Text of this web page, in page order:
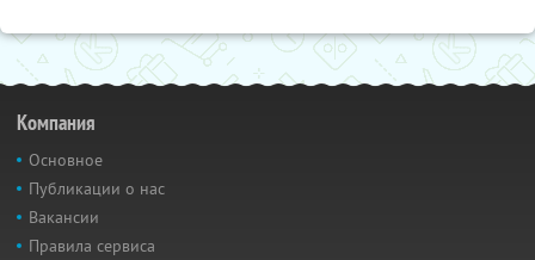
Компания
Основное
Публикации о нас
Вакансии
Правила сервиса